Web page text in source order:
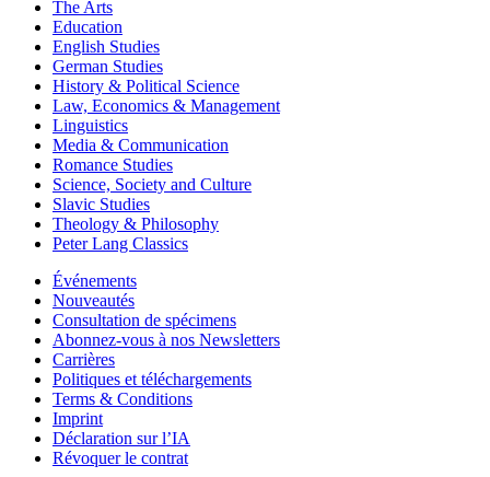
The Arts
Education
English Studies
German Studies
History & Political Science
Law, Economics & Management
Linguistics
Media & Communication
Romance Studies
Science, Society and Culture
Slavic Studies
Theology & Philosophy
Peter Lang Classics
Événements
Nouveautés
Consultation de spécimens
Abonnez-vous à nos Newsletters
Carrières
Politiques et téléchargements
Terms & Conditions
Imprint
Déclaration sur l’IA
Révoquer le contrat